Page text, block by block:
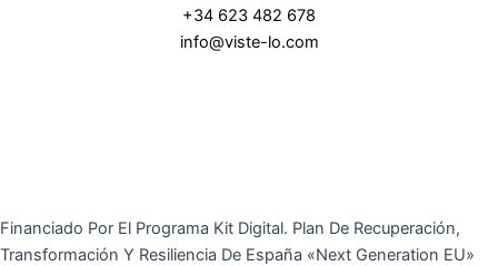
+34 623 482 678
info@viste-lo.com
Financiado Por El Programa Kit Digital. Plan De Recuperación,
Transformación Y Resiliencia De España «Next Generation EU»